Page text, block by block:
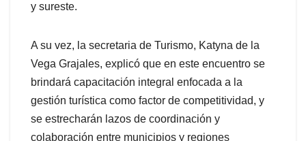
y sureste.
A su vez, la secretaria de Turismo, Katyna de la
Vega Grajales, explicó que en este encuentro se
brindará capacitación integral enfocada a la
gestión turística como factor de competitividad, y
se estrecharán lazos de coordinación y
colaboración entre municipios y regiones